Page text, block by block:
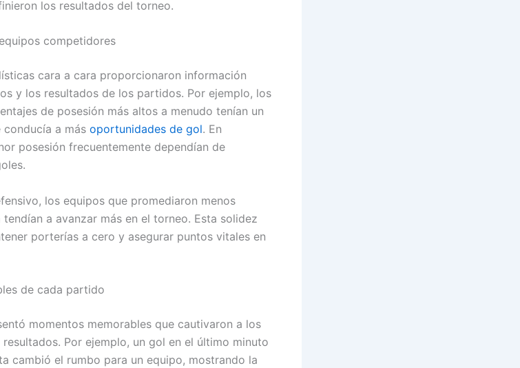
los resultados del torneo.
competidores
cara a cara proporcionaron información
y los resultados de los partidos. Por ejemplo, los
de posesión más altos a menudo tenían un
a más oportunidades de gol. En
posesión frecuentemente dependían de
los equipos que promediaron menos
a avanzar más en el torneo. Esta solidez
porterías a cero y asegurar puntos vitales en
de cada partido
momentos memorables que cautivaron a los
Por ejemplo, un gol en el último minuto
cambió el rumbo para un equipo, mostrando la